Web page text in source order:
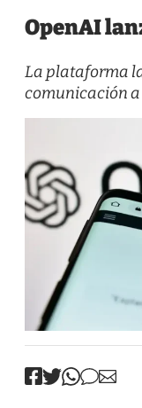
OpenAI
La plataforma
comunicación